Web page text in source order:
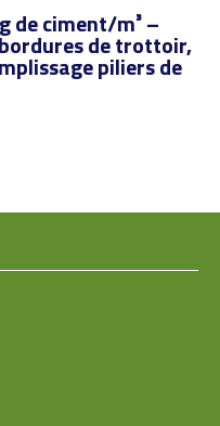
de ciment/m³ –
de trottoir,
piliers de